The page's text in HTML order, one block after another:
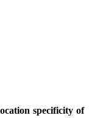
specificity of